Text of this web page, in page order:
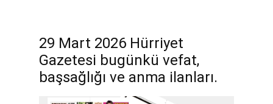
29 Mart 2026 Hürriyet
Gazetesi bugünkü vefat,
başsağlığı ve anma ilanları.